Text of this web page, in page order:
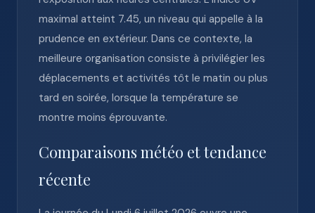
maximal atteint 7.45, un niveau qui appelle à la
prudence en extérieur. Dans ce contexte, la
meilleure organisation consiste à privilégier les
déplacements et activités tôt le matin ou plus
tard en soirée, lorsque la température se
montre moins éprouvante.
Comparaisons météo et tendance
récente